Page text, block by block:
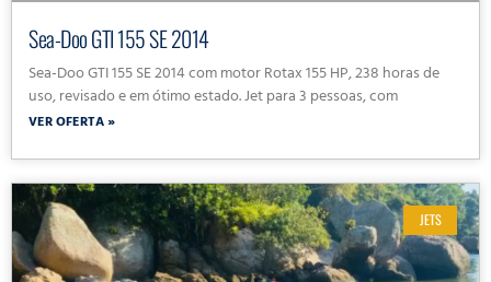
Sea-Doo GTI 155 SE 2014
Sea-Doo GTI 155 SE 2014 com motor Rotax 155 HP, 238 horas de
uso, revisado e em ótimo estado. Jet para 3 pessoas, com
VER OFERTA »
JETS